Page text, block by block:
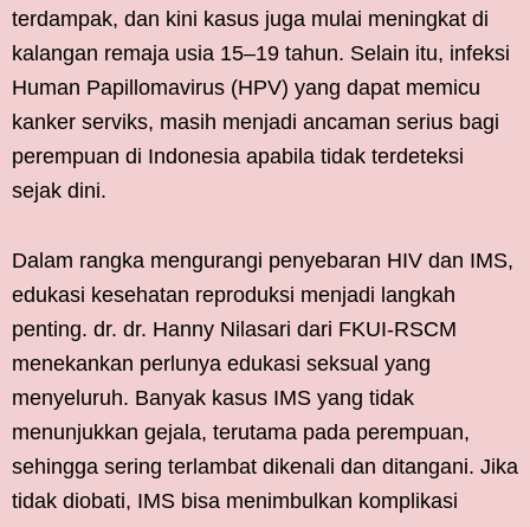
terdampak, dan kini kasus juga mulai meningkat di
kalangan remaja usia 15–19 tahun. Selain itu, infeksi
Human Papillomavirus (HPV) yang dapat memicu
kanker serviks, masih menjadi ancaman serius bagi
perempuan di Indonesia apabila tidak terdeteksi
sejak dini.
Dalam rangka mengurangi penyebaran HIV dan IMS,
edukasi kesehatan reproduksi menjadi langkah
penting. dr. dr. Hanny Nilasari dari FKUI-RSCM
menekankan perlunya edukasi seksual yang
menyeluruh. Banyak kasus IMS yang tidak
menunjukkan gejala, terutama pada perempuan,
sehingga sering terlambat dikenali dan ditangani. Jika
tidak diobati, IMS bisa menimbulkan komplikasi